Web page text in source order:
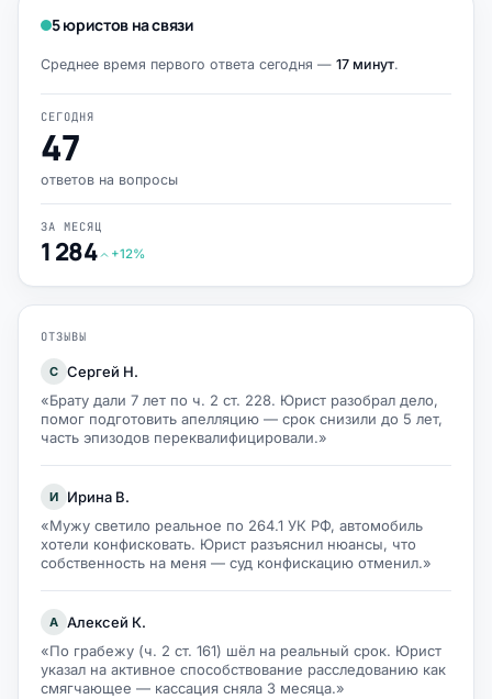
5 юристов на связи
Среднее время первого ответа сегодня — 17 минут.
СЕГОДНЯ
47
ответов на вопросы
ЗА МЕСЯЦ
1 284 +12%
ОТЗЫВЫ
С Сергей Н.
«Брату дали 7 лет по ч. 2 ст. 228. Юрист разобрал дело,
помог подготовить апелляцию — срок снизили до 5 лет,
часть эпизодов переквалифицировали.»
И
Ирина В.
«Мужу светило реальное по 264.1 УК РФ, автомобиль
хотели конфисковать. Юрист разъяснил нюансы, что
собственность на меня — суд конфискацию отменил.»
А Алексей К.
«По грабежу (ч. 2 ст. 161) шёл на реальный срок. Юрист
указал на активное способствование расследованию как
смягчающее — кассация сняла 3 месяца.»